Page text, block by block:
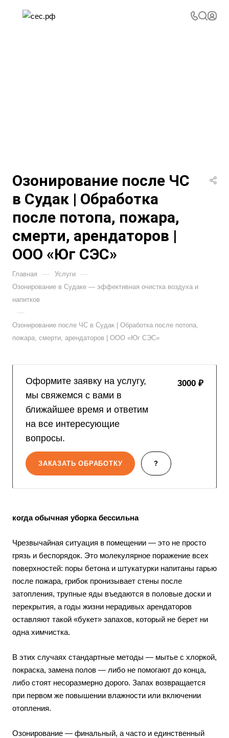
Озонирование после ЧС
в Судак | Обработка
после потопа, пожара,
смерти, арендаторов |
ООО «Юг СЭС»
Главная — Услуги —
Озонирование в Судаке — эффективная очистка воздуха и
напитков
—
Озонирование после ЧС в Судак | Обработка после потопа,
пожара, смерти, арендаторов | ООО «Юг СЭС»
Оформите заявку на услугу,
мы свяжемся с вами в
ближайшее время и ответим
на все интересующие
вопросы.
3000 ₽
ЗАКАЗАТЬ ОБРАБОТКУ ?
когда обычная уборка бессильна
Чрезвычайная ситуация в помещении — это не просто
грязь и беспорядок. Это молекулярное поражение всех
поверхностей: поры бетона и штукатурки напитаны гарью
после пожара, грибок пронизывает стены после
затопления, трупные яды въедаются в половые доски и
перекрытия, а годы жизни нерадивых арендаторов
оставляют такой «букет» запахов, который не берет ни
одна химчистка.
В этих случаях стандартные методы — мытье с хлоркой,
покраска, замена полов — либо не помогают до конца,
либо стоят несоразмерно дорого. Запах возвращается
при первом же повышении влажности или включении
отопления.
Озонирование — финальный, а часто и единственный